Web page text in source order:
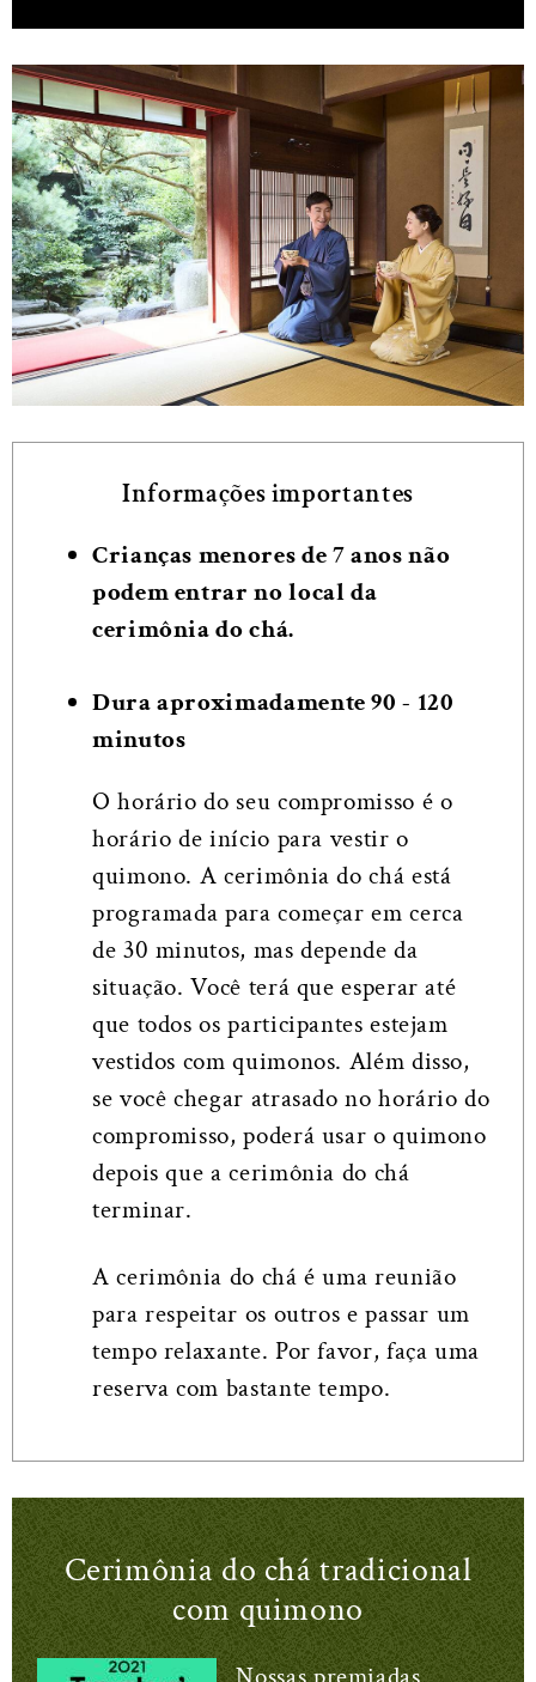
Informações importantes
Crianças menores de 7 anos não
podem entrar no local da
cerimônia do chá.
Dura aproximadamente 90 - 120
minutos
O horário do seu compromisso é o
horário de início para vestir o
quimono. A cerimônia do chá está
programada para começar em cerca
de 30 minutos, mas depende da
situação. Você terá que esperar até
que todos os participantes estejam
vestidos com quimonos. Além disso,
se você chegar atrasado no horário do
compromisso, poderá usar o quimono
depois que a cerimônia do chá
terminar.
A cerimônia do chá é uma reunião
para respeitar os outros e passar um
tempo relaxante. Por favor, faça uma
reserva com bastante tempo.
Cerimônia do chá tradicional
com quimono